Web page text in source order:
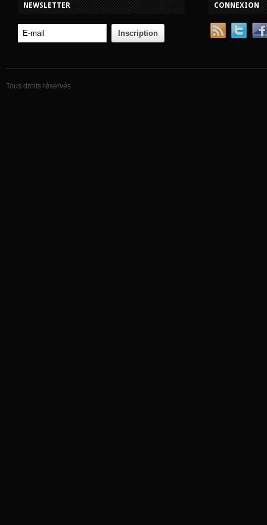
NEWSLETTER CONNEXION
Tous droits réservés